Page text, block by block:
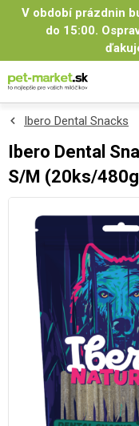
V období prázdnin
do 15:00.
Ibero Dental Snacks
Ibero Dental
S/M (20ks/